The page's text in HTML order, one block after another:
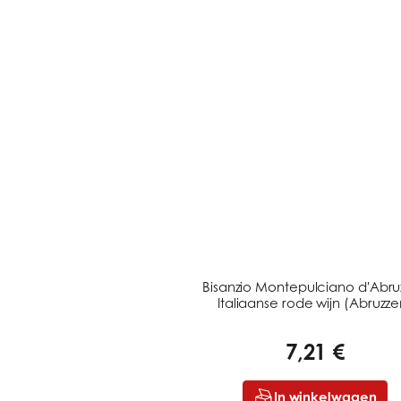
Bisanzio Montepulciano
Italiaanse rode wijn
7,21 €
In winkelwagen